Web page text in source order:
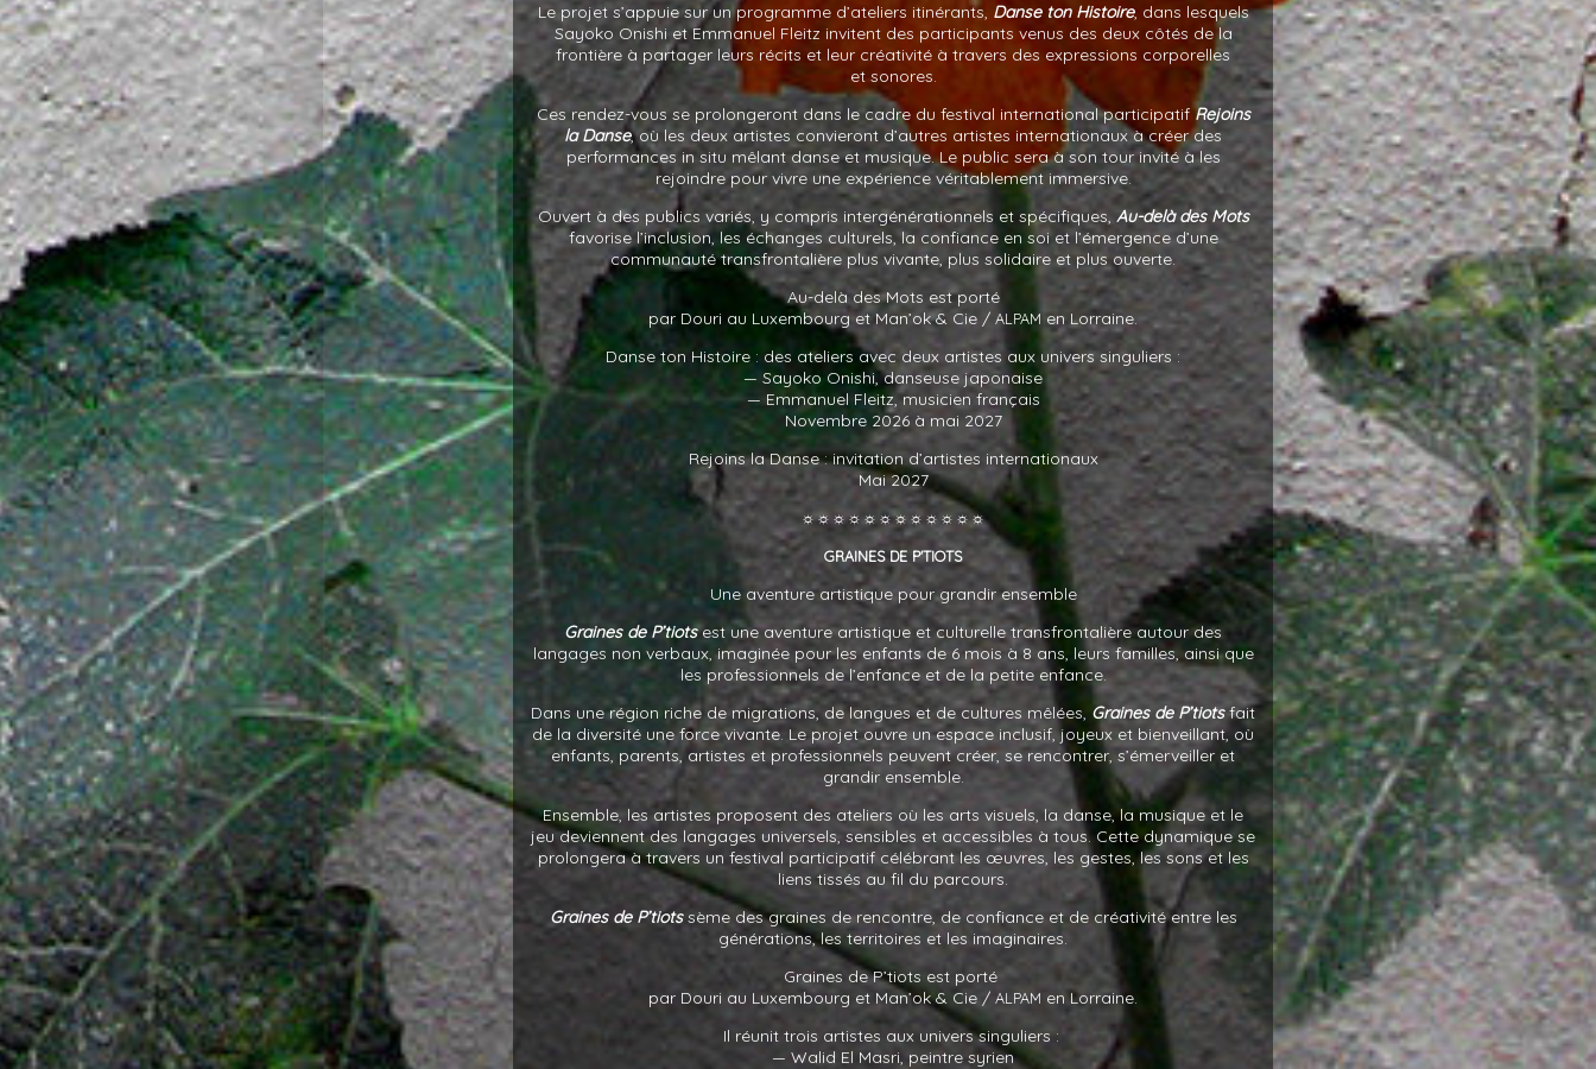
Le projet s’appuie sur un programme d’ateliers itinérants, Danse ton Histoire, dans lesquels
Sayoko Onishi et Emmanuel Fleitz invitent des participants venus des deux côtés de la
frontière à partager leurs récits et leur créativité à travers des expressions corporelles
et sonores.
Ces rendez-vous se prolongeront dans le cadre du festival international participatifRejoins
la Danse, où les deux artistes convieront d’autres artistes internationaux à créer des
performances in situ mêlant danse et musique. Le public sera à son tour invité à les
rejoindre pour vivre une expérience véritablement immersive.
Ouvert à des publics variés, y compris intergénérationnels et spécifiques, Au-delà des Mots
favorise l’inclusion, les échanges culturels, la confiance en soi et l’émergence d’une
communauté transfrontalière plus vivante, plus solidaire et plus ouverte.
Au-delà des Mots est porté
par Douri au Luxembourg et Man’ok& Cie / ALPAM en Lorraine.
Danse ton Histoire : des ateliers avec deux artistes aux univers singuliers :
— Sayoko Onishi, danseuse japonaise
— Emmanuel Fleitz, musicien français
Novembre 2026 à mai 2027
Rejoins la Danse : invitation d’artistes internationaux
Mai 2027
☼☼☼☼☼☼☼☼☼☼☼☼
GRAINES DE P'TIOTS
Une aventure artistique pour grandir ensemble
Graines de P’tiotsest une aventure artistique et culturelle transfrontalière autour des
langages non verbaux, imaginée pour les enfants de 6 mois à 8 ans, leurs familles, ainsi que
les professionnels de l’enfance et de la petite enfance.
Dans une région riche de migrations, de langues et de cultures mêlées, Graines de P’tiotsfait
de la diversité une force vivante. Le projet ouvre un espace inclusif, joyeux et bienveillant, où
enfants, parents, artistes et professionnels peuvent créer, se rencontrer, s’émerveiller et
grandir ensemble.
Ensemble, les artistes proposent des ateliers où les arts visuels, la danse, la musique et le
jeu deviennent des langages universels, sensibles et accessibles à tous. Cette dynamique se
prolongera à travers un festival participatif célébrant les œuvres, les gestes, les sons et les
liens tissés au fil du parcours.
Graines de P’tiotssème des graines de rencontre, de confiance et de créativité entre les
générations, les territoires et les imaginaires.
Graines de P’tiots est porté
par Douri au Luxembourg et Man’ok& Cie / ALPAM en Lorraine.
Il réunit trois artistes aux univers singuliers :
— Walid El Masri, peintre syrien